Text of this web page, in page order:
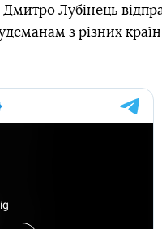
Лубінець
з різних країн